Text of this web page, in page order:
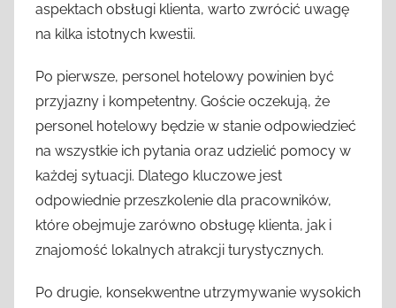
aspektach obsługi klienta, warto zwrócić uwagę
na kilka istotnych kwestii.
Po pierwsze, personel hotelowy powinien być
przyjazny i kompetentny. Goście oczekują, że
personel hotelowy będzie w stanie odpowiedzieć
na wszystkie ich pytania oraz udzielić pomocy w
każdej sytuacji. Dlatego kluczowe jest
odpowiednie przeszkolenie dla pracowników,
które obejmuje zarówno obsługę klienta, jak i
znajomość lokalnych atrakcji turystycznych.
Po drugie, konsekwentne utrzymywanie wysokich